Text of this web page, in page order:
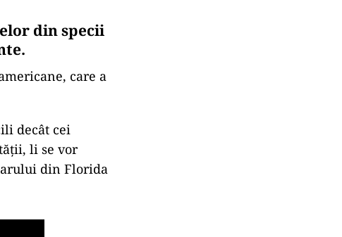
din specii
care a
decât cei
li se vor
din Florida